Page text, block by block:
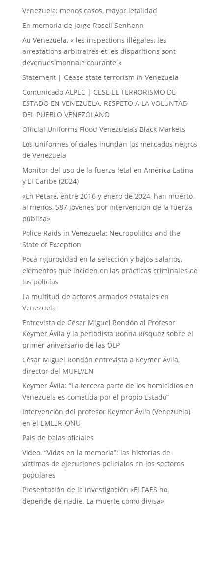
Venezuela: menos casos, mayor letalidad
En memoria de Jorge Rosell Senhenn
Au Venezuela, « les inspections illégales, les
arrestations arbitraires et les disparitions sont
devenues monnaie courante »
Statement | Cease state terrorism in Venezuela
Comunicado ALPEC | CESE EL TERRORISMO DE
ESTADO EN VENEZUELA. RESPETO A LA VOLUNTAD
DEL PUEBLO VENEZOLANO
Official Uniforms Flood Venezuela’s Black Markets
Los uniformes oficiales inundan los mercados negros
de Venezuela
Monitor del uso de la fuerza letal en América Latina
y El Caribe (2024)
«En Petare, entre 2016 y enero de 2024, han muerto,
al menos, 587 jóvenes por intervención de la fuerza
pública»
Police Raids in Venezuela: Necropolitics and the
State of Exception
Poca rigurosidad en la selección y bajos salarios,
elementos que inciden en las prácticas criminales de
las policías
La multitud de actores armados estatales en
Venezuela
Entrevista de César Miguel Rondón al Profesor
Keymer Ávila y la periodista Ronna Rísquez sobre el
primer aniversario de las OLP
César Miguel Rondón entrevista a Keymer Ávila,
director del MUFLVEN
Keymer Ávila: “La tercera parte de los homicidios en
Venezuela es cometida por el propio Estado”
Intervención del profesor Keymer Ávila (Venezuela)
en el EMLER-ONU
País de balas oficiales
Video. “Vidas en la memoria”: las historias de
víctimas de ejecuciones policiales en los sectores
populares
Presentación de la investigación «El FAES no
depende de nadie. La muerte como divisa»